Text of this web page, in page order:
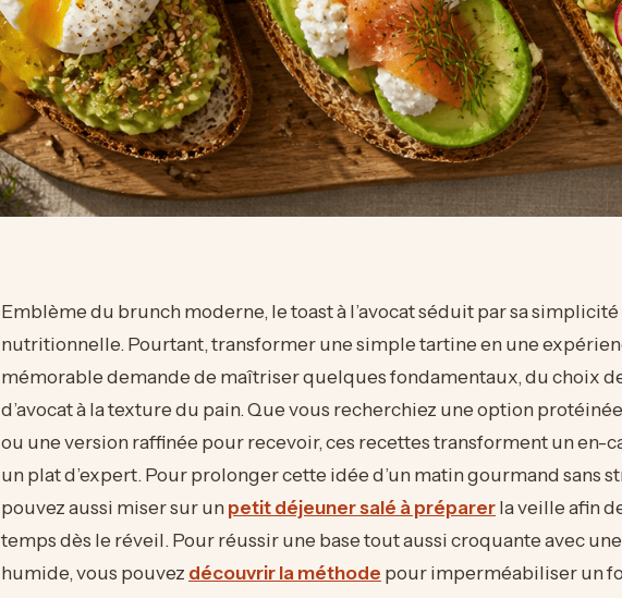
Emblème du brunch moderne, le toast à l’avocat séduit par sa simplicité
nutritionnelle. Pourtant, transformer une simple tartine en une
mémorable demande de maîtriser quelques fondamentaux, du choix
d’avocat à la texture du pain. Que vous recherchiez une option
ou une version raffinée pour recevoir, ces recettes transforment un en-
un plat d’expert. Pour prolonger cette idée d’un matin gourmand sans
pouvez aussi miser sur un petit déjeuner salé à préparerla veille afin
temps dès le réveil. Pour réussir une base tout aussi croquante avec
humide, vous pouvez découvrir la méthode pour imperméabiliser un